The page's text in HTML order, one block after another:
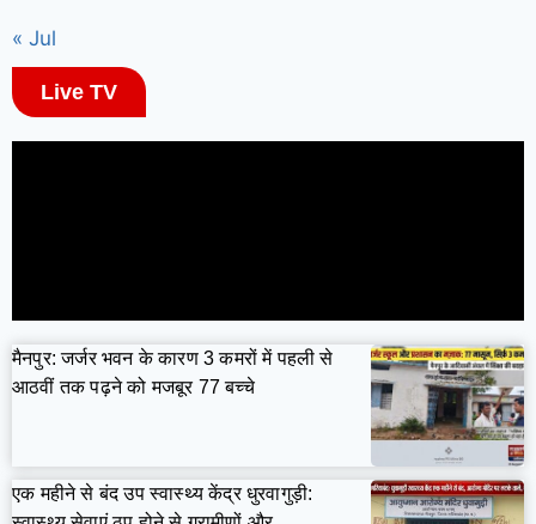
« Jul
Live TV
मैनपुर: जर्जर भवन के कारण 3 कमरों में पहली से
आठवीं तक पढ़ने को मजबूर 77 बच्चे
एक महीने से बंद उप स्वास्थ्य केंद्र धुरवागुड़ी: